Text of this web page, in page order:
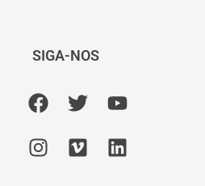
SIGA-NOS